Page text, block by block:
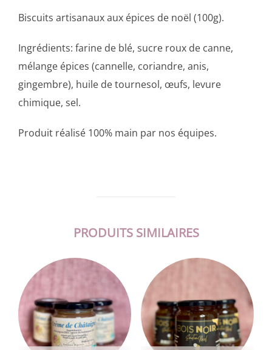
Biscuits artisanaux aux épices de noël (100g).
Ingrédients: farine de blé, sucre roux de canne,
mélange épices (cannelle, coriandre, anis,
gingembre), huile de tournesol, œufs, levure
chimique, sel.
Produit réalisé 100% main par nos équipes.
PRODUITS SIMILAIRES